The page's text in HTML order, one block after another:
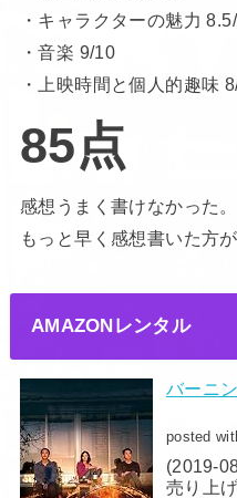
・キャラクターの魅力
・音楽 9/10
・上映時間と個人的趣味
85点
感想うまく書けなかった。
もっと早く感想書いた方
AMAZONレンタル
バーニ
posted
(2019-
売り上